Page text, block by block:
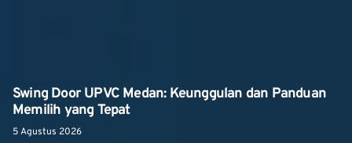
Swing Door UPVC Medan: Keunggulan dan Panduan
Memilih yang Tepat
5 Agustus 2026